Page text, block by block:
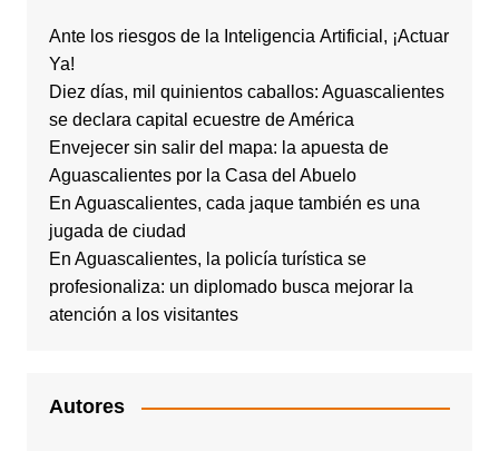
Ante los riesgos de la Inteligencia Artificial, ¡Actuar
Ya!
Diez días, mil quinientos caballos: Aguascalientes
se declara capital ecuestre de América
Envejecer sin salir del mapa: la apuesta de
Aguascalientes por la Casa del Abuelo
En Aguascalientes, cada jaque también es una
jugada de ciudad
En Aguascalientes, la policía turística se
profesionaliza: un diplomado busca mejorar la
atención a los visitantes
Autores